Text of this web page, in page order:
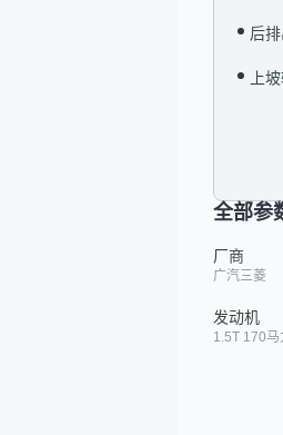
后
上
全部参
厂商
广汽三菱
发动机
1.5T 170马